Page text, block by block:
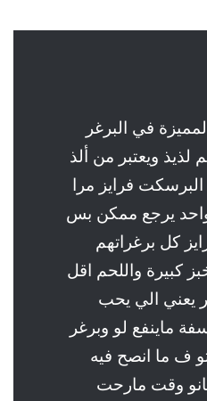
في البرغر
لذيذ ويعتبر من ألذ
فرايز مرا
يرجع ممكن بس
كل برغراتهم
كبيرة واللحم اقل
يعني الي يحب
ماينفع لو وبرغر
ف ما انصح فيه
وقت مارحت